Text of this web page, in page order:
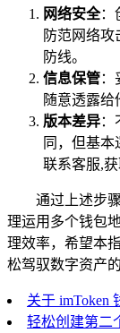
网络安全：
防范网络
防线。
信息保管：
随意透露给
版本差异：
同，但基
联系客服,获
通过上述步
理运用多个钱包
理效率，希望本
松驾驭数字资产的
关于 imToken
轻松创建第二